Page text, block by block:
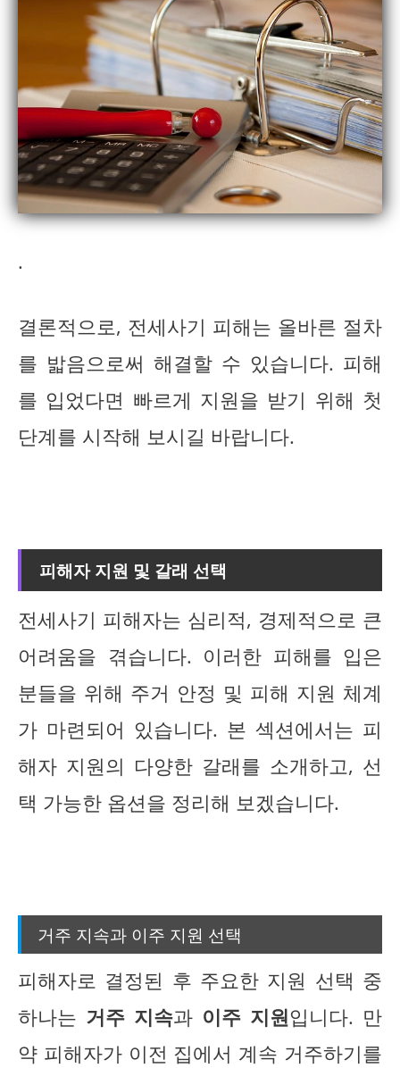
.
결론적으로, 전세사기 피해는 올바른 절차
를 밟음으로써 해결할 수 있습니다. 피해
를 입었다면 빠르게 지원을 받기 위해 첫
단계를 시작해 보시길 바랍니다.
피해자 지원 및 갈래 선택
전세사기 피해자는 심리적, 경제적으로 큰
어려움을 겪습니다. 이러한 피해를 입은
분들을 위해 주거 안정 및 피해 지원 체계
가 마련되어 있습니다. 본 섹션에서는 피
해자 지원의 다양한 갈래를 소개하고, 선
택 가능한 옵션을 정리해 보겠습니다.
거주 지속과 이주 지원 선택
피해자로 결정된 후 주요한 지원 선택 중
하나는 거주 지속과 이주 지원입니다. 만
약 피해자가 이전 집에서 계속 거주하기를